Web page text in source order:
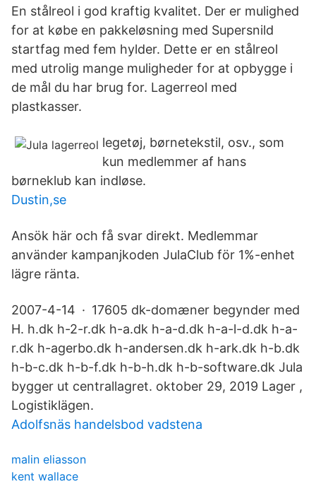
En stålreol i god kraftig kvalitet. Der er mulighed
for at købe en pakkeløsning med Supersnild
startfag med fem hylder. Dette er en stålreol
med utrolig mange muligheder for at opbygge i
de mål du har brug for. Lagerreol med
plastkasser.
legetøj, børnetekstil, osv., som
kun medlemmer af hans
børneklub kan indløse.
Dustin,se
Ansök här och få svar direkt. Medlemmar
använder kampanjkoden JulaClub för 1%-enhet
lägre ränta.
2007-4-14 · 17605 dk-domæner begynder med
H. h.dk h-2-r.dk h-a.dk h-a-d.dk h-a-l-d.dk h-a-
r.dk h-agerbo.dk h-andersen.dk h-ark.dk h-b.dk
h-b-c.dk h-b-f.dk h-b-h.dk h-b-software.dk Jula
bygger ut centrallagret. oktober 29, 2019 Lager ,
Logistiklägen.
Adolfsnäs handelsbod vadstena
malin eliasson
kent wallace